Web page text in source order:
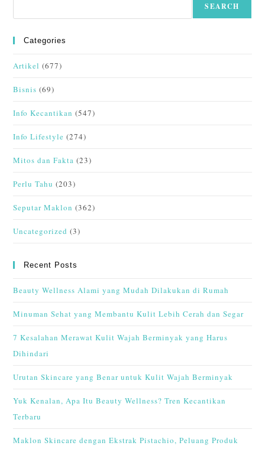
SEARCH
Categories
Artikel (677)
Bisnis (69)
Info Kecantikan (547)
Info Lifestyle (274)
Mitos dan Fakta (23)
Perlu Tahu (203)
Seputar Maklon (362)
Uncategorized (3)
Recent Posts
Beauty Wellness Alami yang Mudah Dilakukan di Rumah
Minuman Sehat yang Membantu Kulit Lebih Cerah dan Segar
7 Kesalahan Merawat Kulit Wajah Berminyak yang Harus
Dihindari
Urutan Skincare yang Benar untuk Kulit Wajah Berminyak
Yuk Kenalan, Apa Itu Beauty Wellness? Tren Kecantikan
Terbaru
Maklon Skincare dengan Ekstrak Pistachio, Peluang Produk